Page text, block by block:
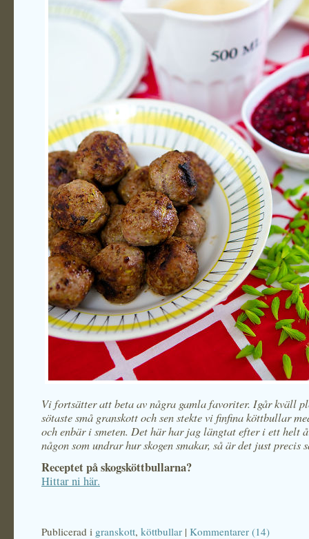
Vi fortsätter att beta av några gamla favoriter. Igår kväll
sötaste små granskott och sen stekte vi finfina köttbullar
och enbär i smeten. Det här har jag längtat efter i ett helt
någon som undrar hur skogen smakar, så är det just precis
Receptet på skogsköttbullarna?
Hittar ni här.
Publicerad i granskott, köttbullar | Kommentarer (14)